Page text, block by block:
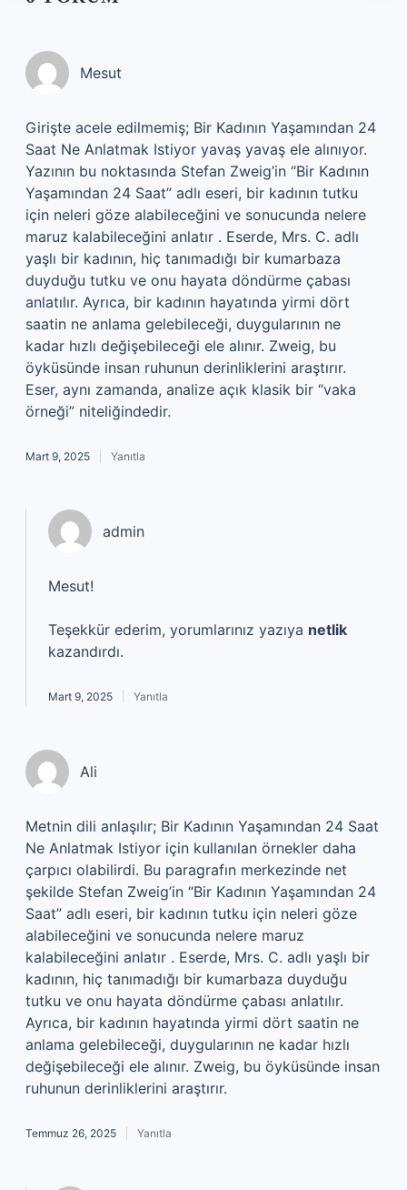
Mesut
Girişte acele edilmemiş; Bir Kadının Yaşamından 24
Saat Ne Anlatmak Istiyor yavaş yavaş ele alınıyor.
Yazının bu noktasında Stefan Zweig’in “Bir Kadının
Yaşamından 24 Saat” adlı eseri, bir kadının tutku
için neleri göze alabileceğini ve sonucunda nelere
maruz kalabileceğini anlatır . Eserde, Mrs. C. adlı
yaşlı bir kadının, hiç tanımadığı bir kumarbaza
duyduğu tutku ve onu hayata döndürme çabası
anlatılır. Ayrıca, bir kadının hayatında yirmi dört
saatin ne anlama gelebileceği, duygularının ne
kadar hızlı değişebileceği ele alınır. Zweig, bu
öyküsünde insan ruhunun derinliklerini araştırır.
Eser, aynı zamanda, analize açık klasik bir “vaka
örneği” niteliğindedir.
Mart 9, 2025 Yanıtla
admin
Mesut!
Teşekkür ederim, yorumlarınız yazıya netlik
kazandırdı.
Mart 9, 2025 Yanıtla
Ali
Metnin dili anlaşılır; Bir Kadının Yaşamından 24 Saat
Ne Anlatmak Istiyor için kullanılan örnekler daha
çarpıcı olabilirdi. Bu paragrafın merkezinde net
şekilde Stefan Zweig’in “Bir Kadının Yaşamından 24
Saat” adlı eseri, bir kadının tutku için neleri göze
alabileceğini ve sonucunda nelere maruz
kalabileceğini anlatır . Eserde, Mrs. C. adlı yaşlı bir
kadının, hiç tanımadığı bir kumarbaza duyduğu
tutku ve onu hayata döndürme çabası anlatılır.
Ayrıca, bir kadının hayatında yirmi dört saatin ne
anlama gelebileceği, duygularının ne kadar hızlı
değişebileceği ele alınır. Zweig, bu öyküsünde insan
ruhunun derinliklerini araştırır.
Temmuz 26, 2025 Yanıtla